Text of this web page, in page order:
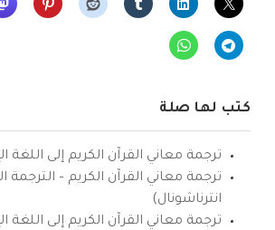
كتب لها صلة
ترجمة معاني القرآن الكريم إلى اللغة
ترجمة معاني القرآن الكريم – الترجمة
انترناشونال)
ترجمة معاني القرآن الكريم إلى اللغة